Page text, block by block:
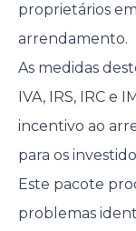
proprietários
arrendamento.
As medidas
IVA, IRS, IRC e
incentivo ao
para os
Este pacote
problemas